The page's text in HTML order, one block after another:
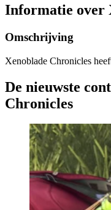
Informatie over
Omschrijving
Xenoblade Chronicles
De nieuwste
Chronicles